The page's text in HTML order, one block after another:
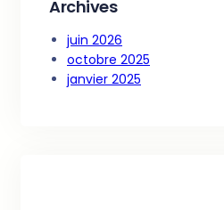
Archives
juin 2026
octobre 2025
janvier 2025